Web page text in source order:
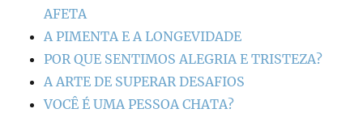
AFETA
A PIMENTA E A LONGEVIDADE
POR QUE SENTIMOS ALEGRIA E TRISTEZA?
A ARTE DE SUPERAR DESAFIOS
VOCÊ É UMA PESSOA CHATA?